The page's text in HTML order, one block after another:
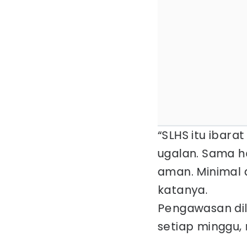
“SLHS itu
ugalan. Sama
aman. Minimal
katanya.
Pengawasan
setiap minggu,